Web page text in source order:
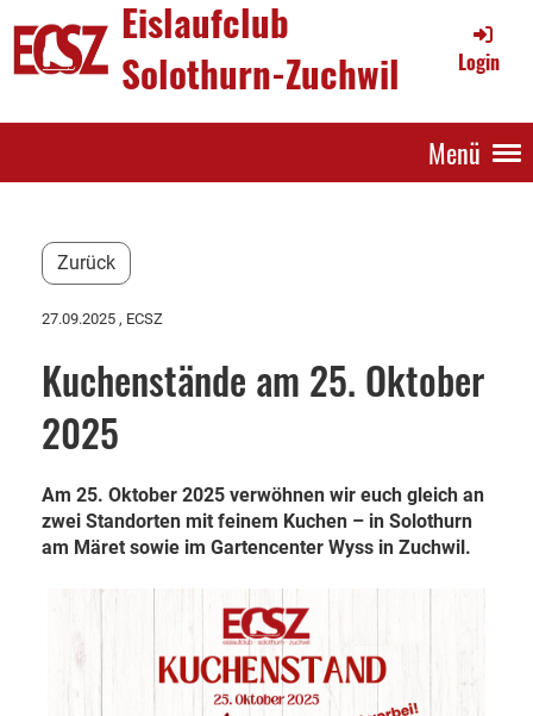
Eislaufclub
Solothurn-Zuchwil
Login
Menü
Zurück
27.09.2025 , ECSZ
Kuchenstände am 25. Oktober
2025
Am 25. Oktober 2025 verwöhnen wir euch gleich an
zwei Standorten mit feinem Kuchen – in Solothurn
am Märet sowie im Gartencenter Wyss in Zuchwil.